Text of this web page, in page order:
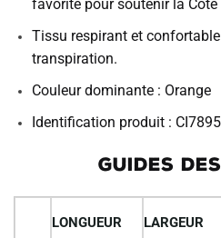
favorite pour soutenir la Côte
Tissu respirant et
transpiration.
Couleur dominante : Orange
Identification produit :
GUIDES
LONGUEUR
LARGEUR